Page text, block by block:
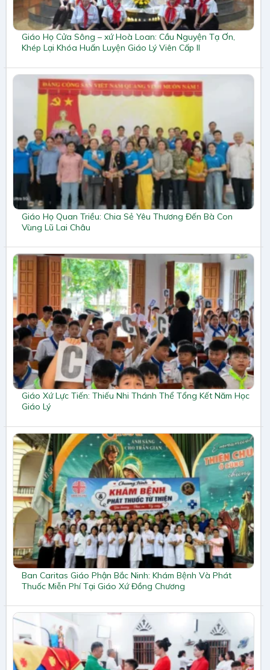
Giáo Họ Cửa Sông – xứ Hoà Loan: Cầu Nguyện Tạ Ơn,
Khép Lại Khóa Huấn Luyện Giáo Lý Viên Cấp II
Giáo Họ Quan Triều: Chia Sẻ Yêu Thương Đến Bà Con
Vùng Lũ Lai Châu
Giáo Xứ Lực Tiến: Thiếu Nhi Thánh Thể Tổng Kết Năm Học
Giáo Lý
Ban Caritas Giáo Phận Bắc Ninh: Khám Bệnh Và Phát
Thuốc Miễn Phí Tại Giáo Xứ Đồng Chương